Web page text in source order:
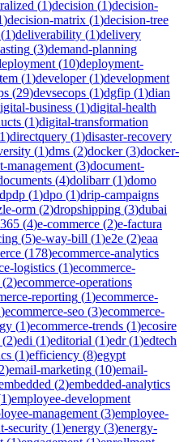
(1)decision (1)decision-
)decision-matrix (1)decision-tree
(1)deliverability (1)delivery
(3)demand-planning
(10)deployment-
(1)developer(1)development
(29)devsecops (1)dgfip (1)dian
business (1)digital-health
(1)digital-transformation
1)directquery (1)disaster-recovery
(1)dms (2)docker(3)docker-
management (3)document-
(4)dolibarr(1)domo
dpdp (1)dpo (1)drip-campaigns
orm (2)dropshipping (3)dubai
(4)e-commerce (2)e-factura
(5)e-way-bill (1)e2e (2)eaa
(178)ecommerce-analytics
logistics (1)ecommerce-
(2)ecommerce-operations
reporting (1)ecommerce-
)ecommerce-seo (3)ecommerce-
(1)ecommerce-trends (1)ecosire
(2)edi (1)editorial (1)edr(1)edtech
(1)efficiency (8)egypt
2)email-marketing (10)email-
(2)embedded-analytics
1)employee-development
management (3)employee-
security (1)energy (3)energy-